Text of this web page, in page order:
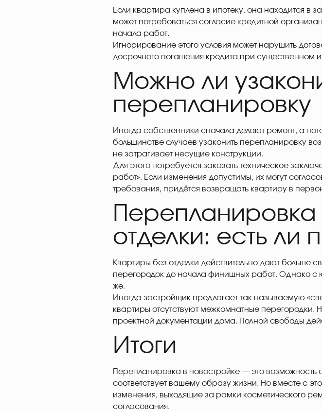
Если квартира куплена в ипотеку, она находится в
может потребоваться согласие кредитной
начала работ.
Игнорирование этого условия может нарушить
досрочного погашения кредита при существенном
Можно ли
перепланировку
Иногда собственники сначала делают ремонт, а
большинстве случаев узаконить перепланировку
не затрагивает несущие конструкции.
Для этого потребуется заказать техническое
работ». Если изменения допустимы, их могут
требования, придётся возвращать квартиру в
отделки: есть ли
Квартиры без отделки действительно дают больше
перегородок до начала финишных работ. Однако с
же.
Иногда застройщик предлагает так называемую
квартиры отсутствуют межкомнатные перегородки.
проектной документации дома. Полной свободы
Итоги
Перепланировка в новостройке — это возможность
соответствует вашему образу жизни. Но вместе с
изменения, выходящие за рамки косметического
согласования.